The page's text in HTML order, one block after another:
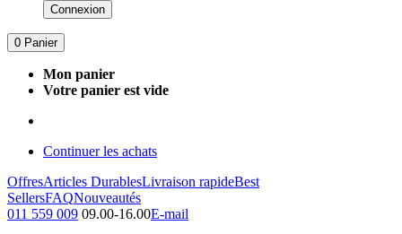
Connexion
0 Panier
Mon panier
Votre panier est vide
Continuer les achats
OffresArticles DurablesLivraison rapideBest
SellersFAQNouveautés
011 559 009 09.00-16.00E-mail